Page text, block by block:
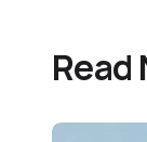
Read